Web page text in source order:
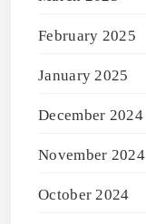
February 2025
January 2025
December 2024
November 2024
October 2024